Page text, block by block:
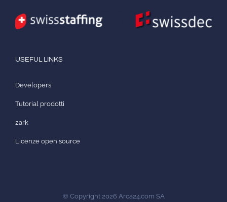
USEFUL LINKS
Developers
Tutorial prodotti
2ark
Licenze open source
© Copyright 2026 Arca24.com SA